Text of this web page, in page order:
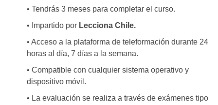
• Tendrás 3 meses para completar el curso.
• Impartido por Lecciona Chile.
• Acceso a la plataforma de teleformación durante 24
horas al día, 7 días a la semana.
• Compatible con cualquier sistema operativo y
dispositivo móvil.
• La evaluación se realiza a través de exámenes tipo